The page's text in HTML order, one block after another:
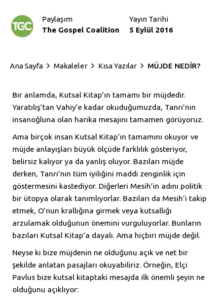
Paylaşım
The Gospel Coalition
Yayın Tarihi
5 Eylül 2016
Ana Sayfa Makaleler Kısa Yazılar MÜJDE NEDİR?
Bir anlamda, Kutsal Kitap’ın tamamı bir müjdedir.
Yaratılış’tan Vahiy’e kadar okuduğumuzda, Tanrı’nın
insanoğluna olan harika mesajını tamamen görüyoruz.
Ama birçok insan Kutsal Kitap’ın tamamını okuyor ve
müjde anlayışları büyük ölçüde farklılık gösteriyor,
belirsiz kalıyor ya da yanlış oluyor. Bazıları müjde
derken, Tanrı’nın tüm iyiliğini maddi zenginlik için
göstermesini kastediyor. Diğerleri Mesih’in adını politik
bir ütopya olarak tanımlıyorlar. Bazıları da Mesih’i takip
etmek, O’nun krallığına girmek veya kutsallığı
arzulamak olduğunun önemini vurguluyorlar. Bunların
bazıları Kutsal Kitap’a dayalı. Ama hiçbiri müjde değil.
Neyse ki bize müjdenin ne olduğunu açık ve net bir
şekilde anlatan pasajları okuyabiliriz. Örneğin, Elçi
Pavlus bize kutsal kitaptaki mesajda ilk önemli şeyin ne
olduğunu açıklıyor: